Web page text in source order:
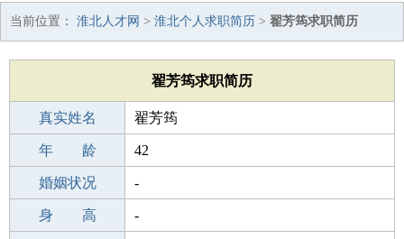
当前位置： 淮北人才网 > 淮北个人求职简历 > 翟芳筠求职简历
翟芳筠求职简历
真实姓名 翟芳筠
性 别 女
年 龄 42
出生年月 1984-03-31
婚姻状况 -
学 历 中学
身 高 -